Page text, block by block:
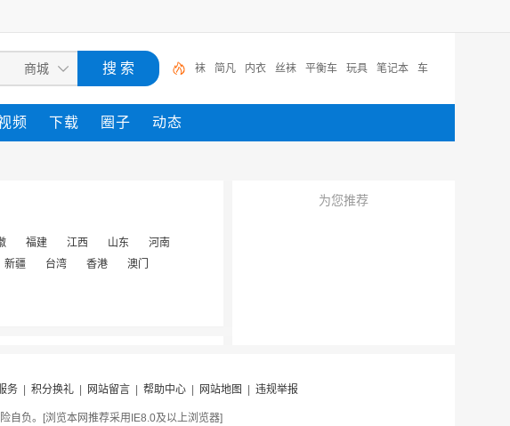
袜 简凡 内衣 丝袜 平衡车 玩具 笔记本 车
频 下载 圈子 动态
福建 江西 山东
河南
新疆 台湾 香港 澳门
为您推荐
务| 积分换礼| 网站留言| 帮助中心| 网站地图 违规举报
自负。[浏览本网推荐采用IE8.0及以上浏览器]